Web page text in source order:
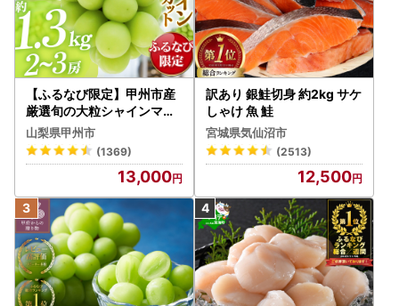
【ふるなび限定】甲州市産
厳選旬の大粒シャインマス
カット 約1.3kg 2～3房【2
026年発送】（MG）B12-
472 FN-Limited-VO シャ
インマスカット フルーツ
山梨県甲州市
(1369)
13,000
訳あり 銀鮭切身 約2kg サケ
しゃけ 魚 鮭
宮城県気仙沼市
(2513)
12,500